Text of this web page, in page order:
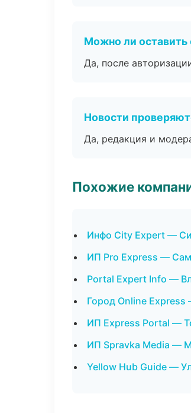
Можно ли оставить
Да, после
Новости
Да, редакция и
Похожие
Инфо City Expert —
ИП Pro Express —
Portal Expert Info —
Город Online Express
ИП Express Portal —
ИП Spravka Media —
Yellow Hub Guide —